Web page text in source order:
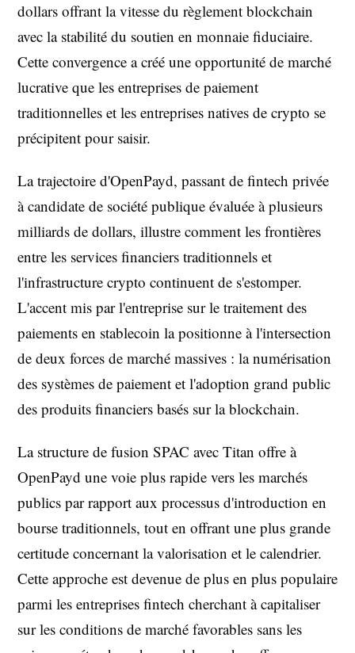
dollars offrant la vitesse du règlement blockchain
avec la stabilité du soutien en monnaie fiduciaire.
Cette convergence a créé une opportunité de marché
lucrative que les entreprises de paiement
traditionnelles et les entreprises natives de crypto se
précipitent pour saisir.
La trajectoire d'OpenPayd, passant de fintech privée
à candidate de société publique évaluée à plusieurs
milliards de dollars, illustre comment les frontières
entre les services financiers traditionnels et
l'infrastructure crypto continuent de s'estomper.
L'accent mis par l'entreprise sur le traitement des
paiements en stablecoin la positionne à l'intersection
de deux forces de marché massives : la numérisation
des systèmes de paiement et l'adoption grand public
des produits financiers basés sur la blockchain.
La structure de fusion SPAC avec Titan offre à
OpenPayd une voie plus rapide vers les marchés
publics par rapport aux processus d'introduction en
bourse traditionnels, tout en offrant une plus grande
certitude concernant la valorisation et le calendrier.
Cette approche est devenue de plus en plus populaire
parmi les entreprises fintech cherchant à capitaliser
sur les conditions de marché favorables sans les